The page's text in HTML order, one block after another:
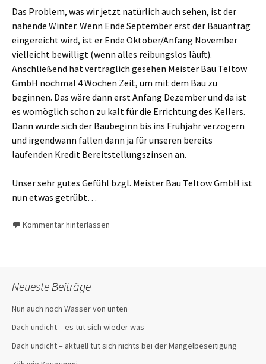
Das Problem, was wir jetzt natürlich auch sehen, ist der
nahende Winter. Wenn Ende September erst der Bauantrag
eingereicht wird, ist er Ende Oktober/Anfang November
vielleicht bewilligt (wenn alles reibungslos läuft).
Anschließend hat vertraglich gesehen Meister Bau Teltow
GmbH nochmal 4 Wochen Zeit, um mit dem Bau zu
beginnen. Das wäre dann erst Anfang Dezember und da ist
es womöglich schon zu kalt für die Errichtung des Kellers.
Dann würde sich der Baubeginn bis ins Frühjahr verzögern
und irgendwann fallen dann ja für unseren bereits
laufenden Kredit Bereitstellungszinsen an.
Unser sehr gutes Gefühl bzgl. Meister Bau Teltow GmbH ist
nun etwas getrübt…
Kommentar hinterlassen
Neueste Beiträge
Nun auch noch Wasser von unten
Dach undicht – es tut sich wieder was
Dach undicht – aktuell tut sich nichts bei der Mängelbeseitigung